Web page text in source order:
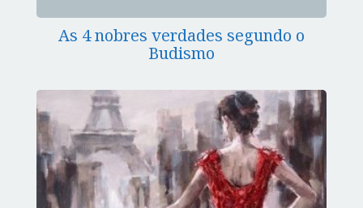
As 4 nobres verdades segundo o
Budismo